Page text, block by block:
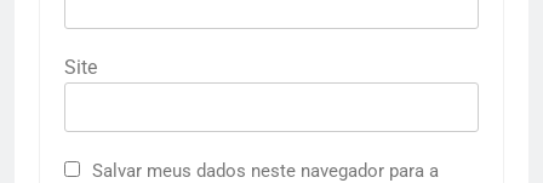
Site
Salvar meus dados neste navegador para a